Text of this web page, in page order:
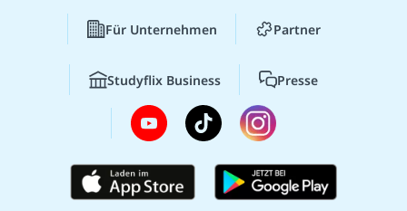
Für Unternehmen Partner
Studyflix Business Presse